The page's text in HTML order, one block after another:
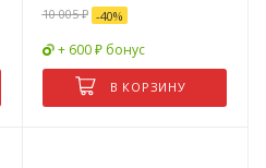
10 005₽ -40%
+ 600 ₽ бонус
В КОРЗИНУ